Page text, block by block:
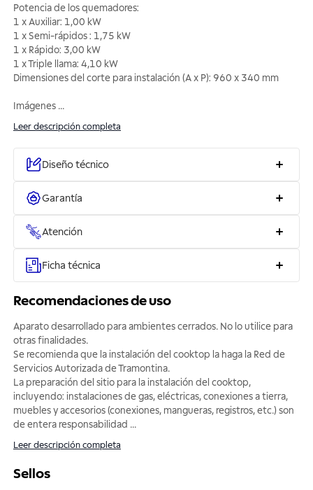
Potencia de los quemadores:
1 x Auxiliar: 1,00 kW
1 x Semi-rápidos : 1,75 kW
1 x Rápido: 3,00 kW
1 x Triple llama: 4,10 kW
Dimensiones del corte para instalación (A x P): 960 x 340 mm
Imágenes ...
Leer descripción completa
Diseño técnico
Garantía
Atención
Ficha técnica
Recomendaciones de uso
Aparato desarrollado para ambientes cerrados. No lo utilice para
otras finalidades.
Se recomienda que la instalación del cooktop la haga la Red de
Servicios Autorizada de Tramontina.
La preparación del sitio para la instalación del cooktop,
incluyendo: instalaciones de gas, eléctricas, conexiones a tierra,
muebles y accesorios (conexiones, mangueras, registros, etc.) son
de entera responsabilidad ...
Leer descripción completa
Sellos